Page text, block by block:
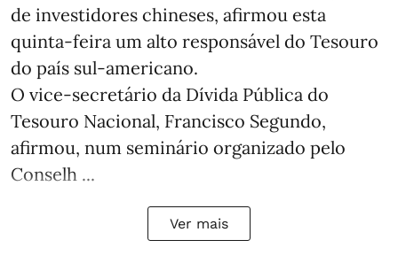
de investidores chineses, afirmou esta
quinta-feira um alto responsável do Tesouro
do país sul-americano.
O vice-secretário da Dívida Pública do
Tesouro Nacional, Francisco Segundo,
afirmou, num seminário organizado pelo
Conselh ...
Ver mais